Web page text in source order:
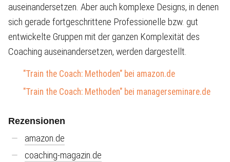
auseinandersetzen. Aber auch komplexe Designs, in denen
sich gerade fortgeschrittene Professionelle bzw. gut
entwickelte Gruppen mit der ganzen Komplexität des
Coaching auseinandersetzen, werden dargestellt.
"Train the Coach: Methoden" bei amazon.de
"Train the Coach: Methoden" bei managerseminare.de
Rezensionen
amazon.de
coaching-magazin.de